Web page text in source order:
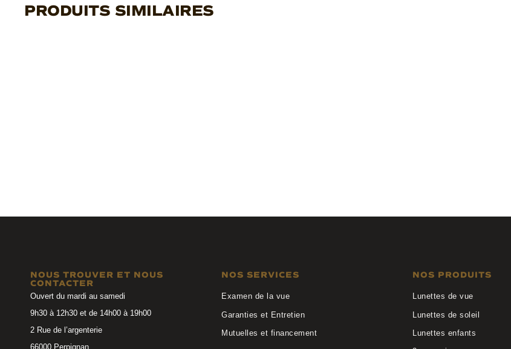
PRODUITS SIMILAIRES
NOUS TROUVER ET NOUS
CONTACTER
Ouvert du mardi au samedi
9h30 à 12h30 et de 14h00 à 19h00
2 Rue de l’argenterie
66000 Perpignan
NOS SERVICES
Examen de la vue
Garanties et Entretien
Mutuelles et financement
NOS PRODUITS
Lunettes de vue
Lunettes de soleil
Lunettes enfants